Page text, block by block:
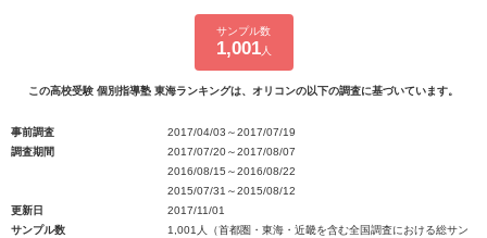
サンプル数
1,001人
この高校受験 個別指導塾 東海ランキングは、オリコンの以下の調査に基づいています。
事前調査
2017/04/03～2017/07/19
調査期間
2017/07/20～2017/08/07
2016/08/15～2016/08/22
2015/07/31～2015/08/12
更新日
2017/11/01
サンプル数
1,001人（首都圏・東海・近畿を含む全国調査における総サン